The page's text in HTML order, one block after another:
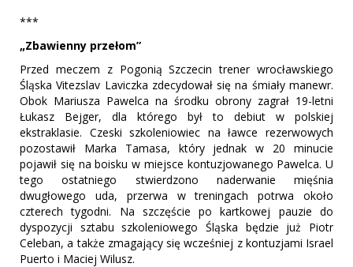
***
„Zbawienny przełom”
Przed meczem z Pogonią Szczecin trener wrocławskiego
Śląska Vitezslav Laviczka zdecydował się na śmiały manewr.
Obok Mariusza Pawelca na środku obrony zagrał 19-letni
Łukasz Bejger, dla którego był to debiut w polskiej
ekstraklasie. Czeski szkoleniowiec na ławce rezerwowych
pozostawił Marka Tamasa, który jednak w 20 minucie
pojawił się na boisku w miejsce kontuzjowanego Pawelca. U
tego ostatniego stwierdzono naderwanie mięśnia
dwugłowego uda, przerwa w treningach potrwa około
czterech tygodni. Na szczęście po kartkowej pauzie do
dyspozycji sztabu szkoleniowego Śląska będzie już Piotr
Celeban, a także zmagający się wcześniej z kontuzjami Israel
Puerto i Maciej Wilusz.